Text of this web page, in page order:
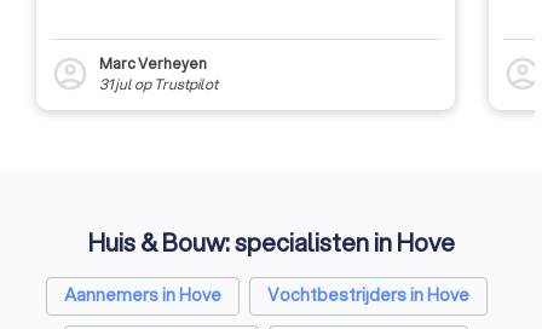
account_circle
Marc Verheyen
31 julop Trustpilot account_circle
Huis & Bouw: specialisten in Hove
Aannemers in Hove
Vochtbestrijders in Hove